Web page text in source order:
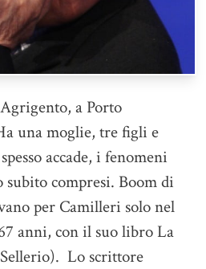
a Porto
una moglie, tre figli e
accade, i fenomeni
compresi. Boom di
per Camilleri solo nel
anni, con il suo libro La
Lo scrittore